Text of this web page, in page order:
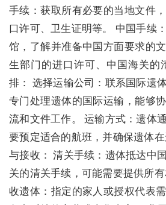
手续：获取所有必要的当地文件
口许可、卫生证明等。 中国手续
馆，了解并准备中国方面要求的
生部门的进口许可、中国海关的
排： 选择运输公司：联系国际遗
专门处理遗体的国际运输，能够
流和文件工作。 运输方式：遗体
要预定适合的航班，并确保遗体
与接收： 清关手续：遗体抵达中
关的清关手续，可能需要提供所
收遗体：指定的家人或授权代表